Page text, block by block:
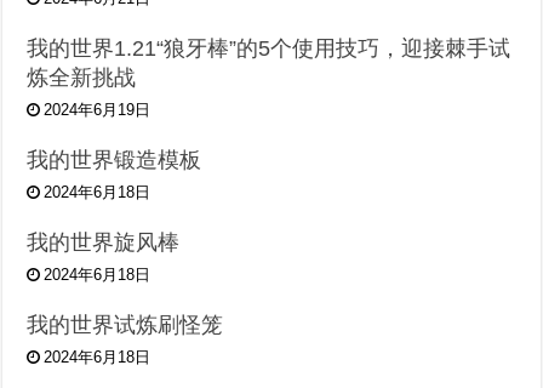
我的世界1.21“狼牙棒”的5个使用技巧，迎接棘手试
炼全新挑战
2024年6月19日
我的世界锻造模板
2024年6月18日
我的世界旋风棒
2024年6月18日
我的世界试炼刷怪笼
2024年6月18日